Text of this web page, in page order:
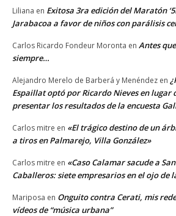
Liliana en Exitosa 3ra edición del Maratón
Jarabacoa a favor de niños con parálisis
Carlos Ricardo Fondeur Moronta en Antes
siempre…
Alejandro Merelo de Barberá y Menéndez en
Espaillat optó por Ricardo Nieves en lugar
presentar los resultados de la encuesta
Carlos mitre en «El trágico destino de un
a tiros en Palmarejo, Villa González»
Carlos mitre en «Caso Calamar sacude a
Caballeros: siete empresarios en el ojo de
Mariposa en Onguito contra Cerati, mis
vídeos de “música urbana”